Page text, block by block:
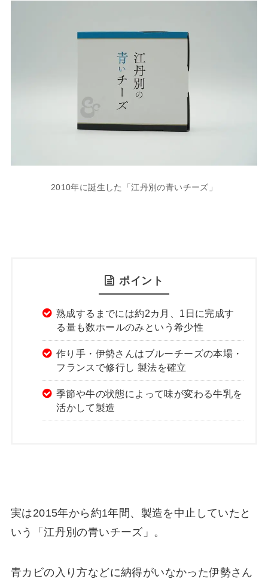
2010年に誕生した「江丹別の青いチーズ」
ポイント
熟成するまでには約2カ月、1日に完成す
る量も数ホールのみという希少性
作り手・伊勢さんはブルーチーズの本場・
フランスで修行し 製法を確立
季節や牛の状態によって味が変わる牛乳を
活かして製造
実は2015年から約1年間、製造を中止していたと
いう「江丹別の青いチーズ」。
青カビの入り方などに納得がいなかった伊勢さん